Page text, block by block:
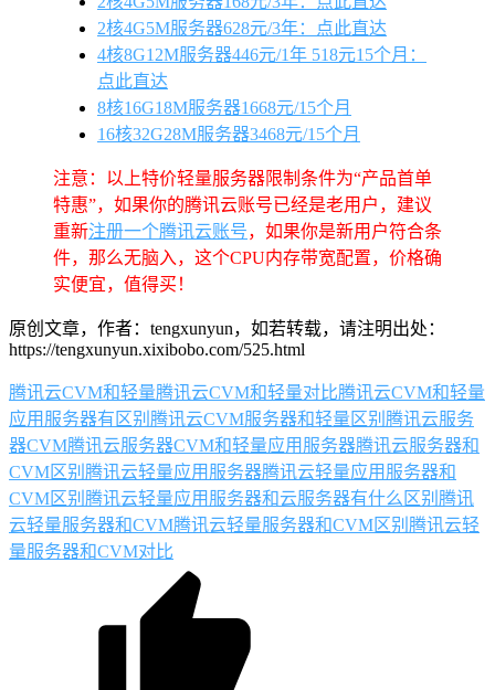
2核4G5M服务器628元/3年：点此直达
4核8G12M服务器446元/1年 518元15个月：
点此直达
8核16G18M服务器1668元/15个月
16核32G28M服务器3468元/15个月
注意：以上特价轻量服务器限制条件为“产品首单
特惠”，如果你的腾讯云账号已经是老用户，建议
重新注册一个腾讯云账号，如果你是新用户符合条
件，那么无脑入，这个CPU内存带宽配置，价格确
实便宜，值得买！
原创文章，作者：tengxunyun，如若转载，请注明出处：
https://tengxunyun.xixibobo.com/525.html
腾讯云CVM和轻量腾讯云CVM和轻量对比腾讯云CVM和轻量
应用服务器有区别 腾讯云CVM服务器和轻量区别 腾讯云服务
器CVM腾讯云服务器CVM和轻量应用服务器腾讯云服务器和
CVM区别 腾讯云轻量应用服务器腾讯云轻量应用服务器和
CVM区别 腾讯云轻量应用服务器和云服务器有什么区别 腾讯
云轻量服务器和CVM腾讯云轻量服务器和CVM区别 腾讯云轻
量服务器和CVM对比